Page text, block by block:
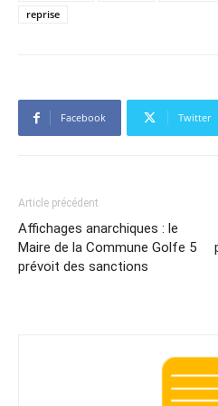
reprise
Facebook Twitter
Article précédent
Affichages anarchiques : le
Maire de la Commune Golfe 5
prévoit des sanctions